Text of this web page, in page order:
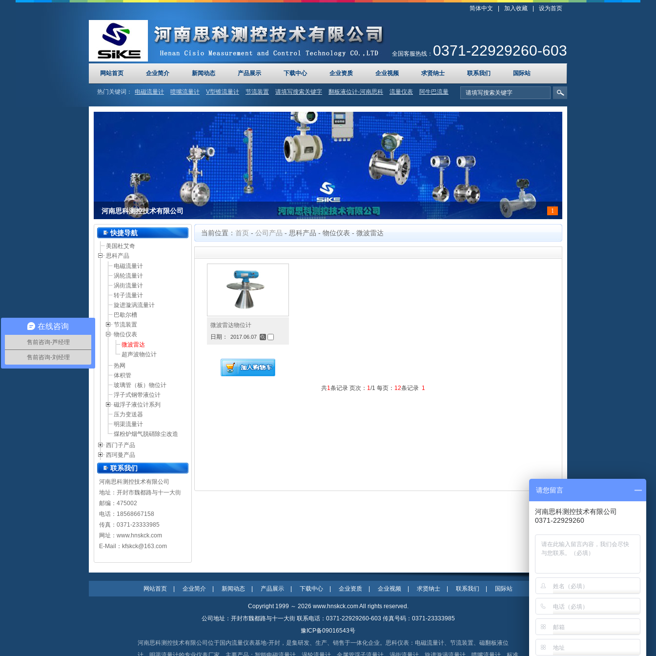
简体中文 加入收藏 设为首页
全国客服热线： 0371-22929260-603
网站首页 企业简介 新闻动态 产品展示 下载中心 企业资质 企业视频 求贤纳士 联系我们 国际站
热门关键词： 电磁流量计 喷嘴流量计 V型锥流量计 节流装置 请填写搜索关键字 翻板液位计-河南思科 流量仪表 阿牛巴流量
计 河南思科 文丘里管
河南思科测控技术有限公司
河南思科测控技术有限公司
1
快捷导航
美国杜艾奇
思科产品
电磁流量计
涡轮流量计
涡街流量计
转子流量计
旋进漩涡流量计
巴歇尔槽
节流装置
物位仪表
微波雷达
超声波物位计
热网
体积管
玻璃管（板）物位计
浮子式钢带液位计
磁浮子液位计系列
压力变送器
明渠流量计
煤粉炉烟气脱硝除尘改造
西门子产品
西珂曼产品
联系我们
河南思科测控技术有限公司
地址：开封市魏都路与十一大街
邮编：475002
电话：18568667158
传真：0371-23333985
网址： www.hnskck.com
E-Mail：kfskck@163.com
当前位置： 首页 - 公司产品 - 思科产品 - 物位仪表 - 微波雷达
微波雷达物位计
日期：
2017.06.07
共1条记录 页次： 1/1 每页： 12条记录 1
网站首页 企业简介 新闻动态 产品展示 下载中心 企业资质 企业视频 求贤纳士 联系我们 国际站
Copyright 1999 ～ 2026 www.hnskck.comAll rights reserved.
公司地址：开封市魏都路与十一大街 联系电话：0371-22929260-603 传真号码：0371-23333985
豫ICP备09016543号
河南思科测控技术有限公司位于国内流量仪表基地-开封，是集研发、生产、销售于一体化企业。思科仪表：电磁流量计、节流装置、磁翻板液位
在线咨询
售前咨询-芦经理
售前咨询-刘经理
请您留言
河南思科测控技术有限公司
0371-22929260